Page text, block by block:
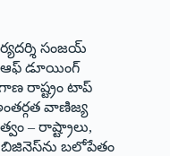
సంజయ్‌
ఆఫ్‌ డూయింగ్‌
రాష్ట్రం టాప్‌
వాణిజ్య
– రాష్ట్రాలు,
బలోపేతం